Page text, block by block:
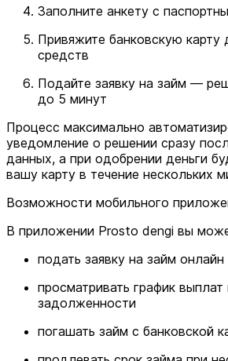
Заполните анкету с
Привяжите банковскую карту
средств
Подайте заявку на займ —
до 5 минут
Процесс максимально
уведомление о решении сразу
данных, а при одобрении деньги
вашу карту в течение нескольких
Возможности мобильного
В приложении Prosto dengi вы
подать заявку на займ
просматривать график
задолженности
погашать займ с банковской